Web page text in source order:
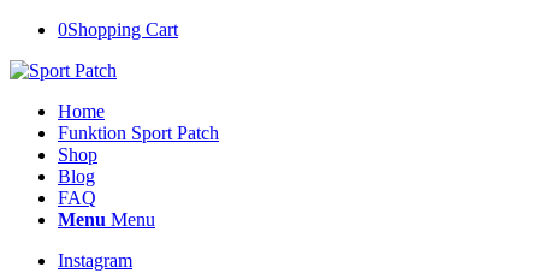
0Shopping Cart
Home
Funktion Sport Patch
Shop
Blog
FAQ
Menu Menu
Instagram